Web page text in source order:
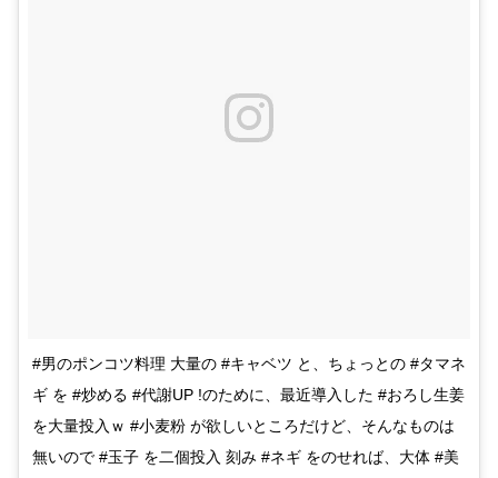
#男のポンコツ料理 大量の #キャベツ と、ちょっとの #タマネ
ギ を #炒める #代謝UP !のために、最近導入した #おろし生姜
を大量投入ｗ #小麦粉 が欲しいところだけど、そんなものは
無いので #玉子 を二個投入 刻み #ネギ をのせれば、大体 #美